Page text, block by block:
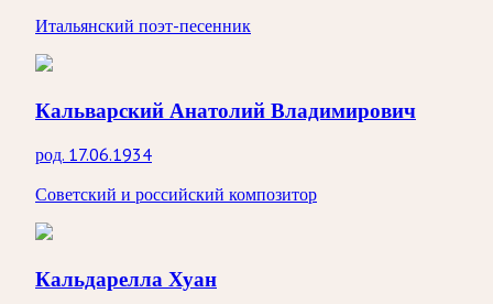
Итальянский поэт-песенник
Кальварский Анатолий Владимирович
род. 17.06.1934
Советский и российский композитор
Кальдарелла Хуан